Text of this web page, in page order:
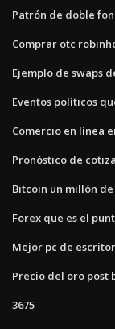
Patrón de doble
Comprar otc
Ejemplo de swaps
Eventos políticos
Comercio en línea
Pronóstico de
Bitcoin un millón
Forex que es el
Mejor pc de
Precio del oro post
3675